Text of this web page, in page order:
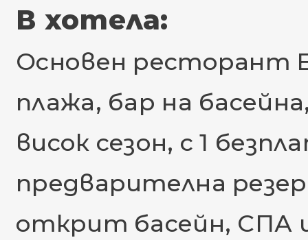
В хотела:
Основен ресторант
плажа, бар на
висок сезон, с 1
предварителна
открит басейн, СПА